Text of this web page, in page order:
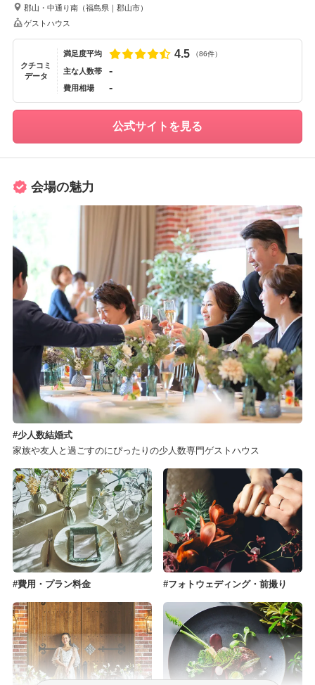
郡山・中通り南 （福島県 ｜ 郡山市）
ゲストハウス
クチコミ
データ
満足度平均 4.5 （86件）
主な人数帯 -
費用相場 -
公式サイトを見る
会場の魅力
少人数結婚式
家族や友人と過ごすのにぴったりの少人数専門ゲストハウス
費用・プラン料金 フォトウェディング・前撮り